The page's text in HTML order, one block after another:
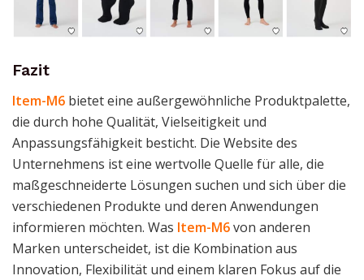
Fazit
Item-M6 bietet eine außergewöhnliche Produktpalette,
die durch hohe Qualität, Vielseitigkeit und
Anpassungsfähigkeit besticht. Die Website des
Unternehmens ist eine wertvolle Quelle für alle, die
maßgeschneiderte Lösungen suchen und sich über die
verschiedenen Produkte und deren Anwendungen
informieren möchten. Was Item-M6von anderen
Marken unterscheidet, ist die Kombination aus
Innovation, Flexibilität und einem klaren Fokus auf die